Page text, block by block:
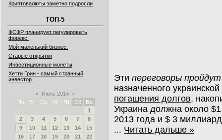
Криптовалюты заметно подросли
ТОП-5
ФСФР планирует регулировать
форекс.
Мой маленький бизнес.
Старые открытки
Инвестиционные монеты
Хетти Грин - самый странный
инвестор.
« Июнь 2014 »
Пн
Вт Ср Чт Пт Сб
Вс
1
2
3 4 5 6 7
8
9
10 11 12 13 14
15
16
17 18 19 20 21
22
Эти переговоры пройдут
назначенного
погашения долгов,
Украина должна около
2013 года и $ 3
... Читать дальше »